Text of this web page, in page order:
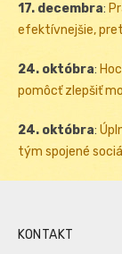
17. decembra:
efektívnejšie,
24. októbra:
pomôcť zlepšiť
24. októbra:
tým spojené
KONTAKT